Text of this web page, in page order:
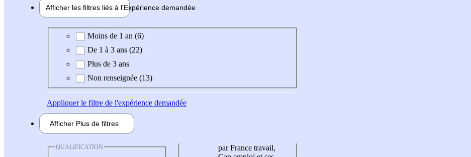
Afficher les filtres liés à l'Expérience demandée
Expérience demandée
Moins de 1 an (6)
De 1 à 3 ans (22)
Plus de 3 ans
Non renseignée (13)
Appliquerle filtre de l'expérience demandée
Afficher Plus de filtres
QUALIFICATION
par France travail,